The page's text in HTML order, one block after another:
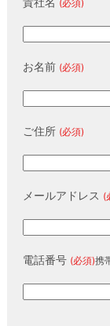
(必須)
お名前 (必須)
ご住所 (必須)
メールアドレス (
電話番号 (必須)携